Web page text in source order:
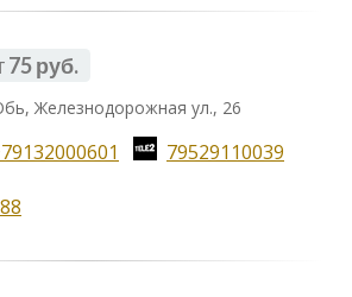
75 руб.
Железнодорожная ул., 26
79529110039